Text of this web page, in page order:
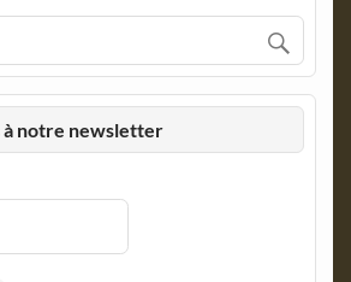
à notre newsletter